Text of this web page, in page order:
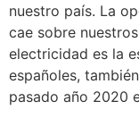
nuestro país. La
cae sobre
electricidad es la
españoles,
pasado año 2020